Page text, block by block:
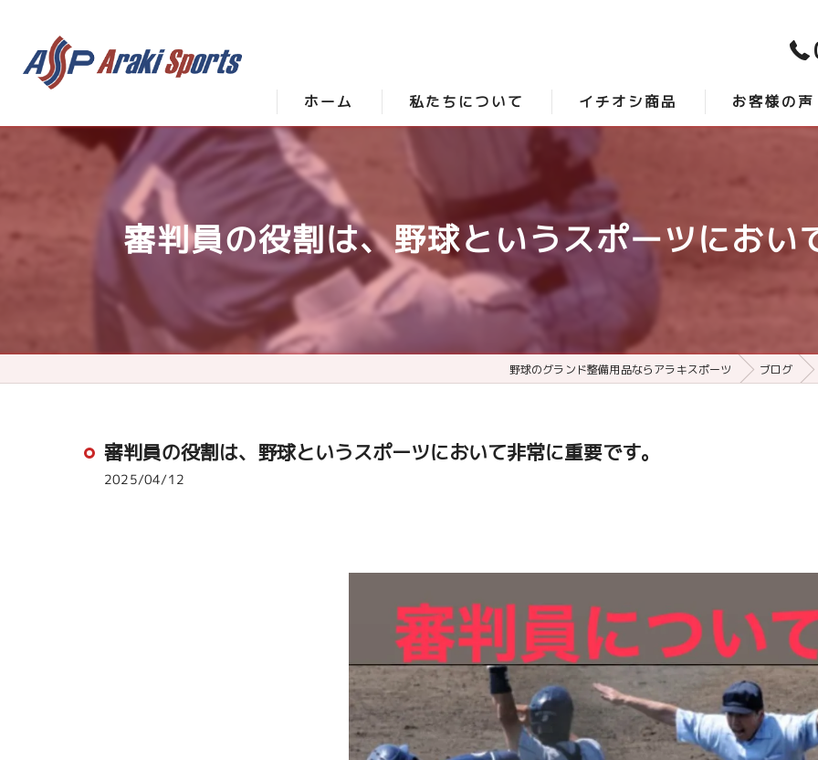
ホーム 私たちについて
よくある質問
イチオシ商品
時短砂 -アクシスプロ-
最強グランド整備 -サンダーバード-
お客様の声
審判員の役割は、野球というスポーツにおい
野球のグランド整備用品ならアラキスポーツ ブログ
審判員の役割は、野球というスポーツにおいて非常に重要です。
2025/04/12